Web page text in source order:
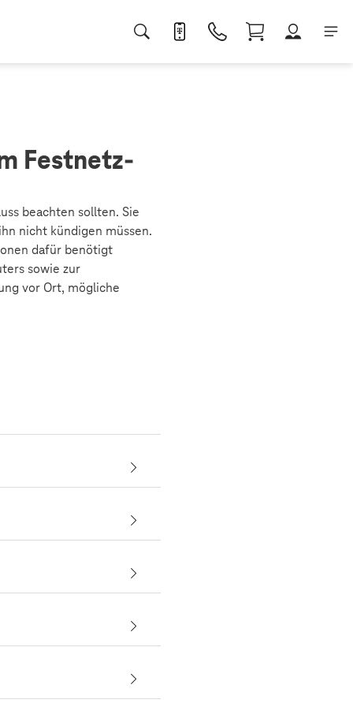
Festnetz-
beachten sollten. Sie
nicht kündigen müssen.
dafür benötigt
sowie zur
vor Ort, mögliche